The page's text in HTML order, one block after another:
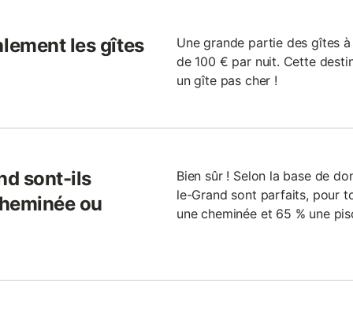
les gîtes
Une grande partie des gîtes
de 100 € par nuit. Cette
un gîte pas cher !
sont-ils
ou
Bien sûr ! Selon la base de
le-Grand sont parfaits, pour
une cheminée et 65 % une